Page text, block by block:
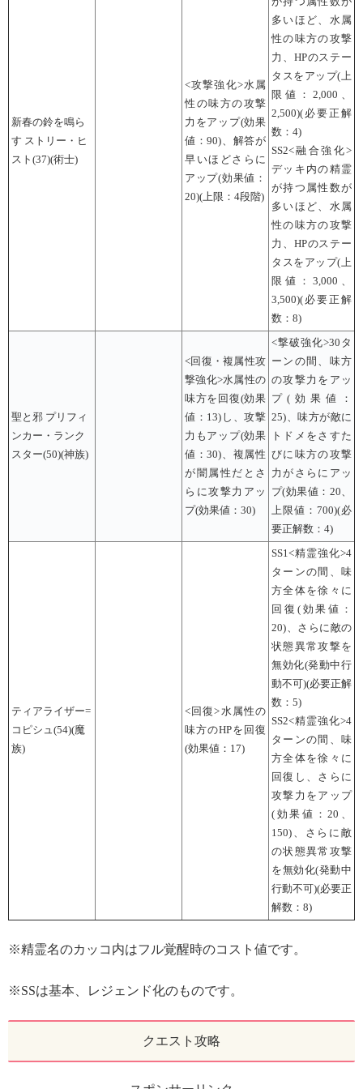
新春の鈴を鳴ら
す ストリー・ヒ
スト(37)(術士)
<攻撃強化>水属
性の味方の攻撃
力をアップ(効果
値：90)、解答が
早いほどさらに
アップ(効果値：
20)(上限：4段階)
多いほど、水属
性の味方の攻撃
力、HPのステー
タスをアップ(上
限値：2,000、
2,500)(必要正解
数：4)
SS2<融合強化>
デッキ内の精霊
が持つ属性数が
多いほど、水属
性の味方の攻撃
力、HPのステー
タスをアップ(上
限値：3,000、
3,500)(必要正解
数：8)
聖と邪 プリフィ
ンカー・ランク
スター(50)(神族)
<回復・複属性攻
撃強化>水属性の
味方を回復(効果
値：13)し、攻撃
力もアップ(効果
値：30)、複属性
が闇属性だとさ
らに攻撃力アッ
プ(効果値：30)
<撃破強化>30タ
ーンの間、味方
の攻撃力をアッ
プ(効果値：
25)、味方が敵に
トドメをさすた
びに味方の攻撃
力がさらにアッ
プ(効果値：20、
上限値：700)(必
要正解数：4)
ティアライザー=
コピシュ(54)(魔
族)
<回復>水属性の
味方のHPを回復
(効果値：17)
SS1<精霊強化>4
ターンの間、味
方全体を徐々に
回復(効果値：
20)、さらに敵の
状態異常攻撃を
無効化(発動中行
動不可)(必要正解
数：5)
SS2<精霊強化>4
ターンの間、味
方全体を徐々に
回復し、さらに
攻撃力をアップ
(効果値：20、
150)、さらに敵
の状態異常攻撃
を無効化(発動中
行動不可)(必要正
解数：8)
※精霊名のカッコ内はフル覚醒時のコスト値です。
※SSは基本、レジェンド化のものです。
クエスト攻略